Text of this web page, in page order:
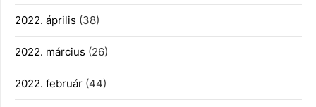
2022. április (38)
2022. március (26)
2022. február (44)